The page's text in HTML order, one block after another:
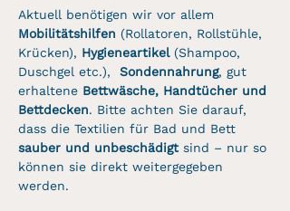
Aktuell benötigen wir vor allem
Mobilitätshilfen (Rollatoren, Rollstühle,
Krücken), Hygieneartikel (Shampoo,
Duschgel etc.), Sondennahrung, gut
erhaltene Bettwäsche, Handtücher und
Bettdecken. Bitte achten Sie darauf,
dass die Textilien für Bad und Bett
sauber und unbeschädigt sind – nur so
können sie direkt weitergegeben
werden.